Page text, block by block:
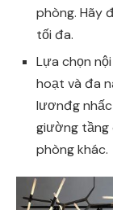
phòng. Hãy
tối đa.
Lựa chọn
hoạt và đa
lươnđg
giường tầng
phòng khác.